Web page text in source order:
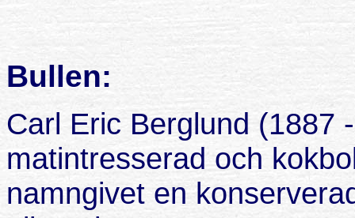
Bullen:
Carl Eric Berglund (1887
matintresserad och
namngivet en